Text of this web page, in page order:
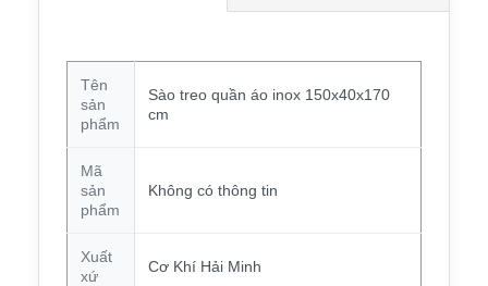
Tên
sản
phẩm
Sào treo quần áo inox 150x40x170
cm
Mã
sản
phẩm
Không có thông tin
Xuất
xứ
Cơ Khí Hải Minh